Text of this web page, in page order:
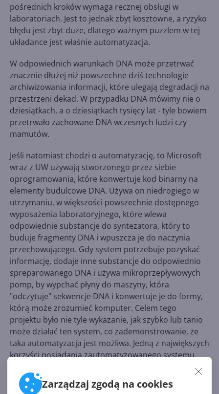
Zarządzaj zgodą na cookies
pośrednich kroków wymaga ręcznej obsługi w
laboratoriach. Jest to jednak zbyt kosztowne, a ryzyko
błędu jest zbyt duże, dlatego ważnym puzzlem w tej
układance jest właśnie automatyzacja.
W odpowiednich warunkach DNA może przetrwać
znacznie dłużej niż powszechne dziś technologie
archiwizowania informacji, które ulegają degradacji na
przestrzeni dekad. W przypadku DNA mówimy nie o
dziesiątkach, a o dziesiątkach tysięcy lat - tyle bowiem
przetrwało zachowane DNA wczesnych ludzi czy
mamutów.
Jeśli natomiast chodzi o automatyzację, to Microsoft
wraz z UW używają stworzonego przez siebie
oprogramowania, które konwertuje kod binarny na
elementy budulcowe DNA. Używa on niedrogiego w
utrzymaniu, w większości powszechnie dostępnego
wyposażenia laboratoryjnego, które wlewa
odpowiednie substancje do syntezatora, który to
buduje fragmenty DNA i wpuszcza je do naczynia
przechowującego. Gdy system potrzebuje pozyskać
informację, dodaje inne substancje do odpowiednio
spreparowanego DNA i używa mikroprzepływowych
pomp, by wypchać płyny do maszyny, która
"odczytuje" sekwencje DNA i konwertuje je do formy,
którą może zrozumieć komputer. Celem tego
projektu było nie tyle wykazanie, jak szybko lub tanio
może działać ten system, co zademonstrowanie, że
taka automatyzacja jest możliwa. Jedną z największych
korzyści posiadania zautomatyzowanego systemu
naukowcy mogą
zająć się głębszymi problemami, zamiast tracić
czasna ręczne żonglowanie odczynnikami i